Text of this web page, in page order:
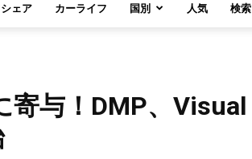
自
動
ェア カーライフ 国別 人気 検索
寄与！DMP、Visual